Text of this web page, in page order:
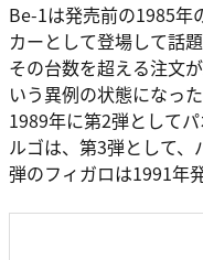
Be-1は発売前の1985年
カーとして登場して話
その台数を超える注文
いう異例の状態になっ
1989年に第2弾として
ルゴは、第3弾として
弾のフィガロは1991年